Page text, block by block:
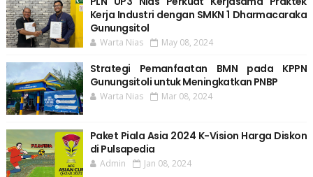
Kerja Industri dengan SMKN 1 Dharmacaraka
Gunungsitol
Warta Nias May 08, 2024
Strategi Pemanfaatan BMN pada KPPN
Gunungsitoli untuk Meningkatkan PNBP
Warta Nias Mar 08, 2024
Paket Piala Asia 2024 K-Vision Harga Diskon
di Pulsapedia
Admin Jan 08, 2024